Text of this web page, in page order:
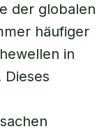
der globalen
häufiger
in